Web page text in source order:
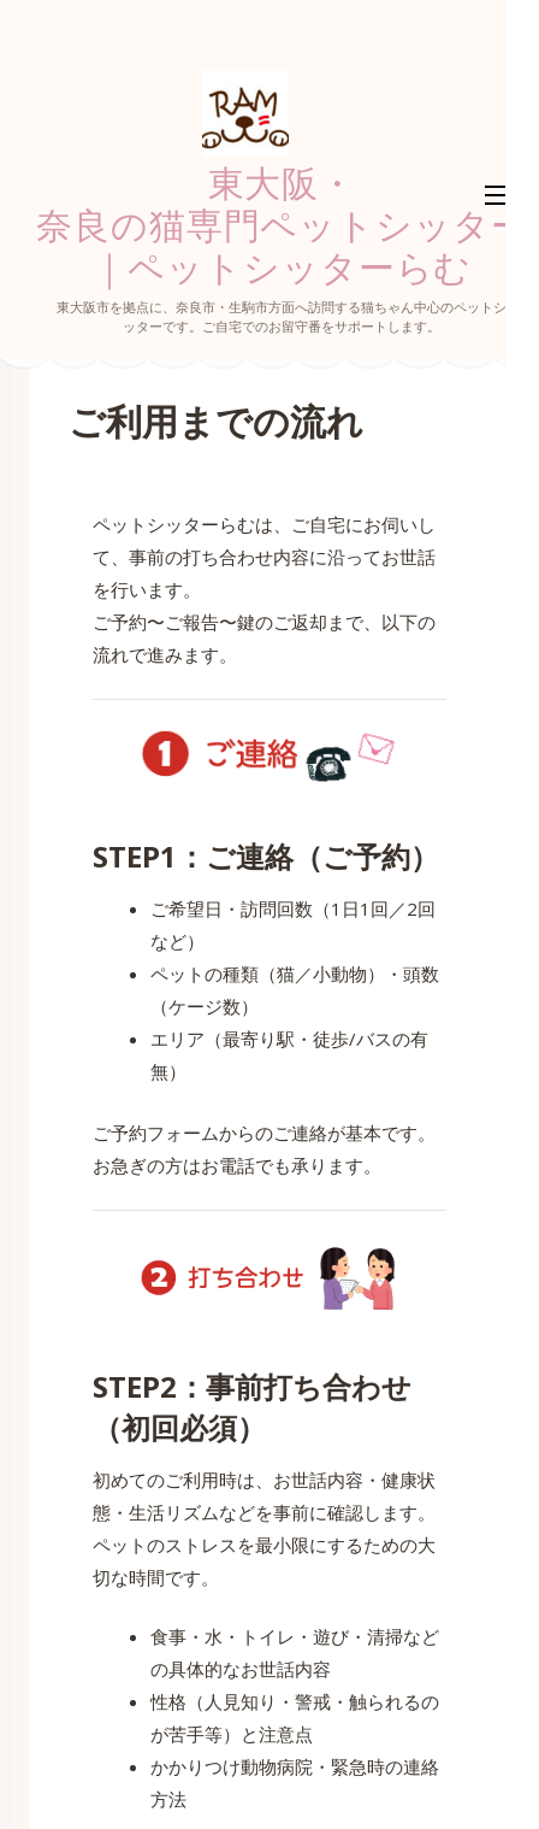
東大阪・
奈良の猫専門ペットシッター
｜ペットシッターらむ
東大阪市を拠点に、奈良市・生駒市方面へ訪問する猫ちゃん中心のペットシ
ッターです。ご自宅でのお留守番をサポートします。
ご利用までの流れ
ペットシッターらむは、ご自宅にお伺いし
て、事前の打ち合わせ内容に沿ってお世話
を行います。
ご予約〜ご報告〜鍵のご返却まで、以下の
流れで進みます。
STEP1：ご連絡（ご予約）
ご希望日・訪問回数（1日1回／2回
など）
ペットの種類（猫／小動物）・頭数
（ケージ数）
エリア（最寄り駅・徒歩/バスの有
無）
ご予約フォームからのご連絡が基本です。
お急ぎの方はお電話でも承ります。
STEP2：事前打ち合わせ
（初回必須）
初めてのご利用時は、お世話内容・健康状
態・生活リズムなどを事前に確認します。
ペットのストレスを最小限にするための大
切な時間です。
食事・水・トイレ・遊び・清掃など
の具体的なお世話内容
性格（人見知り・警戒・触られるの
が苦手等）と注意点
かかりつけ動物病院・緊急時の連絡
方法